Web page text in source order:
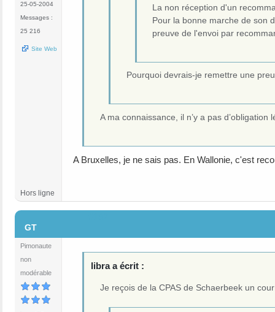
25-05-2004
Messages :
25 216
Site Web
La non réception d'un
Pour la bonne marche de son
preuve de l'envoi par
Pourquoi devrais-je remettre une
A ma connaissance, il n’y a pas d’obligation
A Bruxelles, je ne sais pas. En Wallonie, c'est
Hors ligne
GT
Pimonaute
non
modérable
libra a écrit :
Je reçois de la CPAS de Schaerbeek un